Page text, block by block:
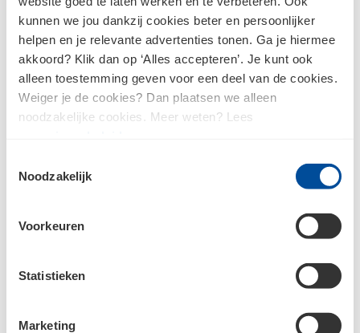
kunnen we jou dankzij cookies beter en persoonlijker
helpen en je relevante advertenties tonen. Ga je hiermee
akkoord? Klik dan op ‘Alles accepteren’. Je kunt ook
alleen toestemming geven voor een deel van de cookies.
Weiger je de cookies? Dan plaatsen we alleen
noodzakelijke cookies. Meer weten? Lees
Noodzakelijk
Voorkeuren
Statistieken
Marketing
Inloggen
Wachtwoord vergeten?
Nog geen klant?
Als je nog geen account hebt bij Bouwcenter Budel, dan
moet je je eerst registreren.